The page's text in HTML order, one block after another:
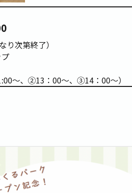
り次第終了）
～、②13：00～、③14：00～）